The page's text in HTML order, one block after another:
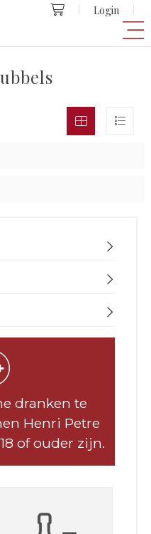
Login
dranken te
Henri Petre
of ouder zijn.